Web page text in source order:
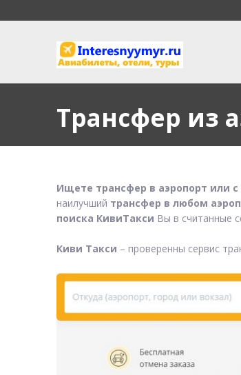
Трансфер из
Ищете трансфер в аэропорт или с
наилучший трансфер в любом
поиска КивиТакси Вы в считанные
Киви Такси – проверенны сервис